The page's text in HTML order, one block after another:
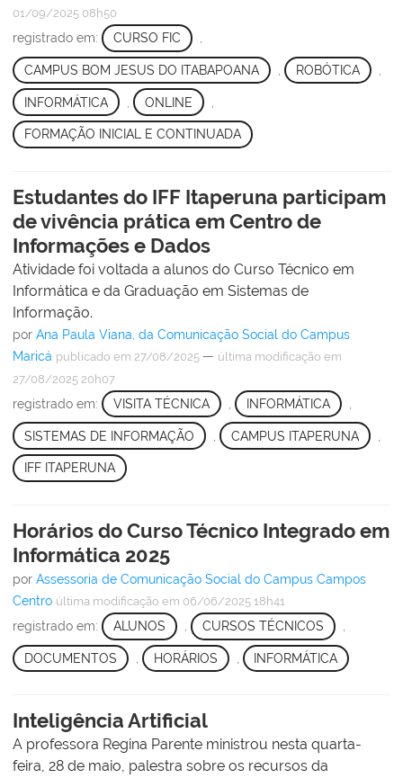
01/09/2025 08h50
registrado em: CURSO FIC
CAMPUS BOM JESUS DO ITABAPOANA ROBÓTICA
INFORMÁTICA ONLINE
FORMAÇÃO INICIAL E CONTINUADA
Estudantes do IFF Itaperuna participam
de vivência prática em Centro de
Informações e Dados
Atividade foi voltada a alunos do Curso Técnico em
Informática e da Graduação em Sistemas de
Informação.
por Ana Paula Viana, da Comunicação Social do Campus
Maricá publicado em 27/08/2025 — última modificação em
27/08/2025 20h07
registrado em: VISITA TÉCNICA INFORMÁTICA
SISTEMAS DE INFORMAÇÃO CAMPUS ITAPERUNA
IFF ITAPERUNA
Horários do Curso Técnico Integrado em
Informática 2025
por Assessoria de Comunicação Social do Campus Campos
Centro última modificação em 06/06/2025 18h41
registrado em: ALUNOS CURSOS TÉCNICOS
DOCUMENTOS HORÁRIOS INFORMÁTICA
Inteligência Artificial
A professora Regina Parente ministrou nesta quarta-
feira, 28 de maio, palestra sobre os recursos da